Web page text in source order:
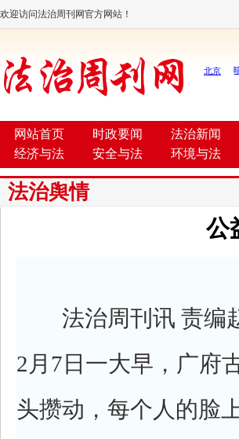
欢迎访问法治周刊网官方网站！
网站首页 时政要闻 法治新闻
经济与法
安全与法 环境与法
法治舆情
公
法治周刊讯 责编赵
2月7日一大早，广府
头攒动，每个人的脸